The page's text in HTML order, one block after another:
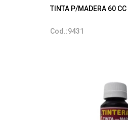
TINTA P/MADERA 60 CC
Cod.:9431